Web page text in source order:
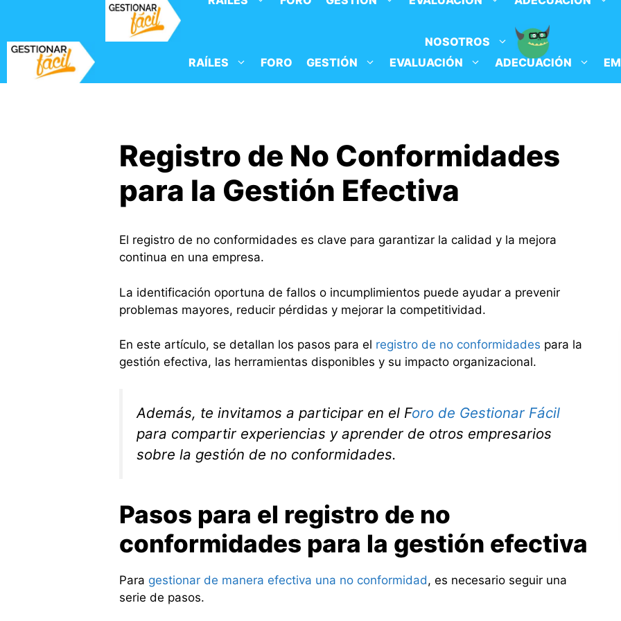
contenido
NOSOTROS
RAÍLES
FORO GESTIÓN EVALUACIÓN ADECUACIÓN
Registro de No Conformidades
para la Gestión Efectiva
El registro de no conformidades es clave para garantizar la calidad y la mejora
continua en una empresa.
La identificación oportuna de fallos o incumplimientos puede ayudar a prevenir
problemas mayores, reducir pérdidas y mejorar la competitividad.
En este artículo, se detallan los pasos para el registro de no conformidades para la
gestión efectiva, las herramientas disponibles y su impacto organizacional.
Además, te invitamos a participar en el Foro de Gestionar Fácil
para compartir experiencias y aprender de otros empresarios
sobre la gestión de no conformidades.
Pasos para el registro de no
conformidades para la gestión efectiva
Para gestionar de manera efectiva una no conformidad, es necesario seguir una
serie de pasos.